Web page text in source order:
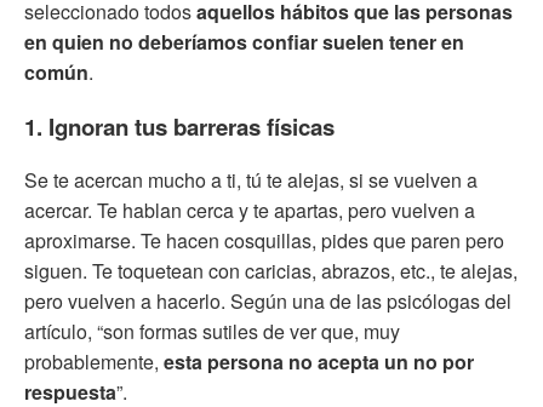
seleccionado todosaquellos hábitos que las personas
en quien no deberíamos confiar suelen tener en
común.
1. Ignoran tus barreras físicas
Se te acercan mucho a ti, tú te alejas, si se vuelven a
acercar. Te hablan cerca y te apartas, pero vuelven a
aproximarse. Te hacen cosquillas, pides que paren pero
siguen. Te toquetean con caricias, abrazos, etc., te alejas,
pero vuelven a hacerlo. Según una de las psicólogas del
artículo, “son formas sutiles de ver que, muy
probablemente, esta persona no acepta un no por
respuesta”.